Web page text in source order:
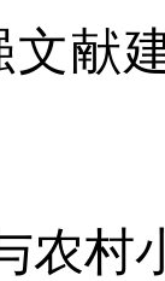
献
农村